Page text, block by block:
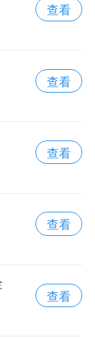
查看
查看
查看
查看
查看